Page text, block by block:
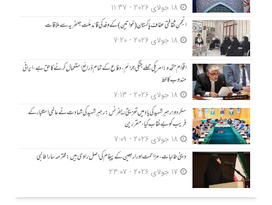
18 جولای 2026 - 11:37
انجمنِ ثقافتی عفاف پاکستان (خواتین) کے وفد کی قائدِ ملّت جعفریہ سے ملاقات
18 جولای 2026 - 7:20
اقوام متحدہ: امریکی حملے جنگی جرائم، دفاع کے تمام ذرائع استعمال کرنے کا حق ہے، ایرانی
مندوب کا خط
18 جولای 2026 - 7:13
سکردو؛ رہبرِ شہید کی یاد میں تعزیتی ریفرنس: رہبرِ شہید کی شہادت نے عالمی استکبار کے
فریب کو بے نقاب کیا، مقررین
18 جولای 2026 - 7:09
دینی طالبات، مزاحمت اور اربعین کے پیغام کی اصل راوی ہیں: محترمہ سارا طالبی
17 جولای 2026 - 23:07